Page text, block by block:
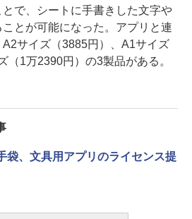
で、シートに手書きした文字や
とが可能になった。アプリと連
サイズ（3885円）、A1サイズ
（1万2390円）の3製品がある。
袋、文具用アプリのライセンス提